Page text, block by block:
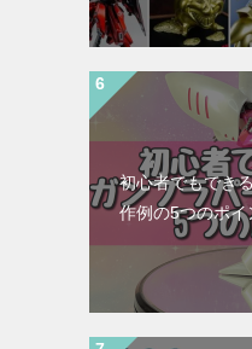
初心者でもでき
作例の5つのポイ